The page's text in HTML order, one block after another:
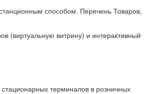
способом. Перечень Товаров,
(виртуальную витрину) и интерактивный
терминалов в розничных